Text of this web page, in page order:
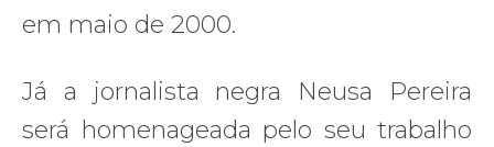
em maio de 2000.
Já a jornalista negra Neusa Pereira
será homenageada pelo seu trabalho